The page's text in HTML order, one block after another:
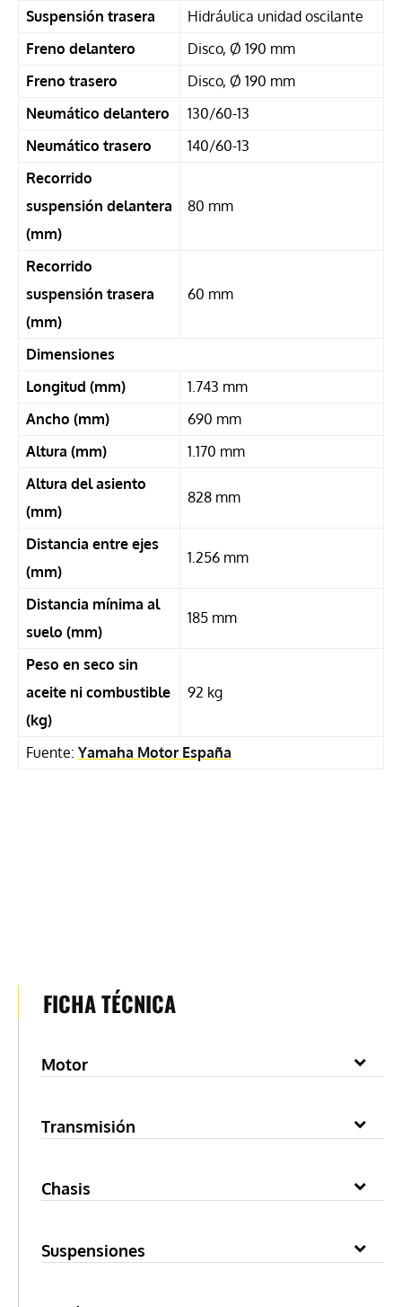
Fuente: Yamaha Motor España
Suspensión trasera
Hidráulica unidad oscilante
Freno delantero
Disco, Ø 190 mm
Freno trasero
Disco, Ø 190 mm
Neumático delantero
130/60-13
Neumático trasero
140/60-13
Recorrido
suspensión delantera
(mm)
80 mm
Recorrido
suspensión trasera
(mm)
60 mm
Dimensiones
Longitud (mm)
1.743 mm
Ancho (mm)
690 mm
Altura (mm)
1.170 mm
Altura del asiento
(mm)
828 mm
Distancia entre ejes
(mm)
1.256 mm
Distancia mínima al
suelo (mm)
185 mm
Peso en seco sin
aceite ni combustible
(kg)
92 kg
FICHA TÉCNICA
Motor
Transmisión
Chasis
Suspensiones